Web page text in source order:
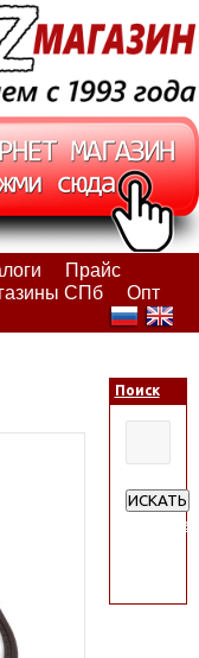
Прайс
СПб
Опт
Поиск
ИСКАТЬ